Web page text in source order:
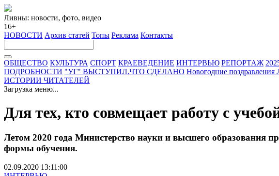
Ливны: новости, фото, видео
16+
НОВОСТИ Архив статей Топы Реклама Контакты
ОБЩЕСТВО КУЛЬТУРА СПОРТ КРАЕВЕДЕНИЕ ИНТЕРВЬЮ РЕПОРТАЖ
ПОДРОБНОСТИ "УГ" ВЫСТУПИЛ.ЧТО СДЕЛАНО Новогодние поздравления
ИСТОРИИ ЧИТАТЕЛЕЙ
Загрузка меню...
Для тех, кто совмещает работу с
Летом 2020 года Министерство науки и высшего образования
формы обучения.
02.09.2020 13:11:00